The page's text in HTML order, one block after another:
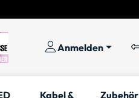
Anmelden
Kabel &
Zubehör